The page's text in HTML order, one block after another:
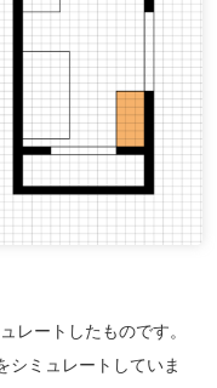
レートしたものです。
シミュレートしていま